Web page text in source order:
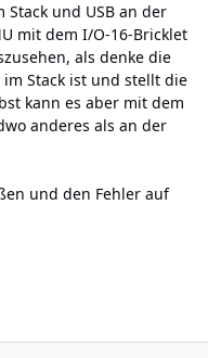
und USB an der
mit dem I/O-16-Bricklet
als denke die
Stack ist und stellt die
kann es aber mit dem
anderes als an der
und den Fehler auf